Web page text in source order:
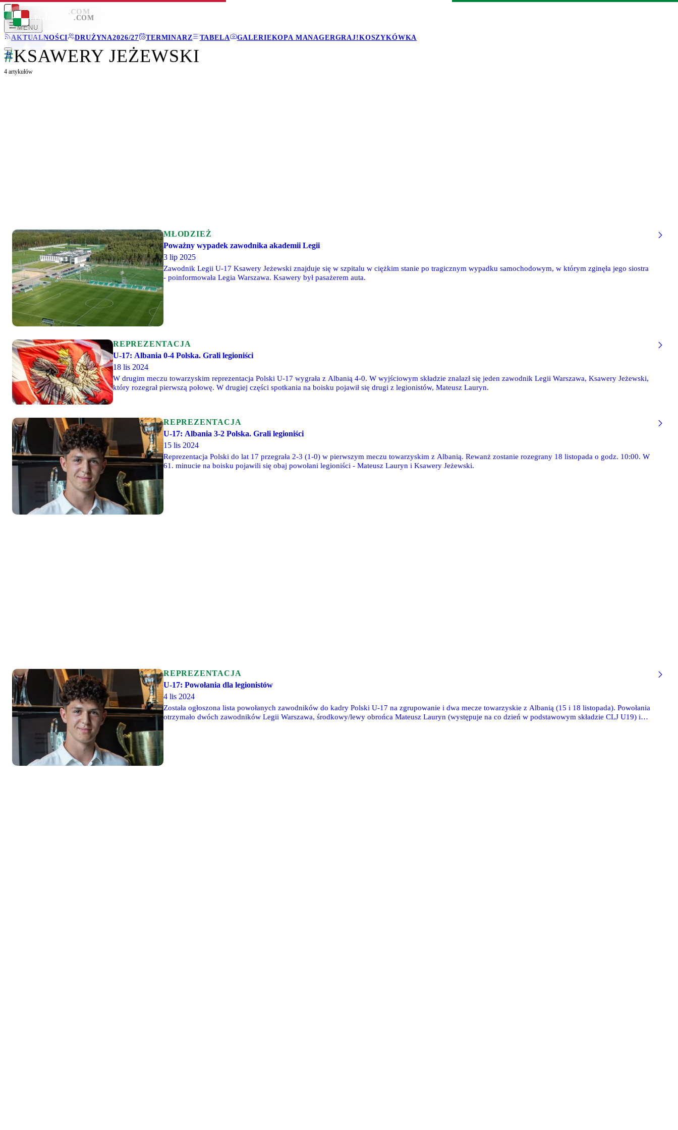
LEGIONISCI .COM
MENU
AKTUALNOŚCI
DRUŻYNA2026/27 TERMINARZ TABELA GALERIEKOPA MANAGERGRAJ!KOSZYKÓWKA
LEGIONISCI .COM
#KSAWERY JEŻEWSKI
4 artykułów
MŁODZIEŻ
Poważny wypadek zawodnika akademii Legii
3 lip 2025
Zawodnik Legii U-17 Ksawery Jeżewski znajduje się w szpitalu w ciężkim stanie po tragicznym wypadku samochodowym, w którym zginęła jego siostra
- poinformowała Legia Warszawa. Ksawery był pasażerem auta.
REPREZENTACJA
U-17: Albania 0-4 Polska. Grali legioniści
18 lis 2024
W drugim meczu towarzyskim reprezentacja Polski U-17 wygrała z Albanią 4-0. W wyjściowym składzie znalazł się jeden zawodnik Legii Warszawa, Ksawery Jeżewski,
który rozegrał pierwszą połowę. W drugiej części spotkania na boisku pojawił się drugi z legionistów, Mateusz Lauryn.
REPREZENTACJA
U-17: Albania 3-2 Polska. Grali legioniści
15 lis 2024
Reprezentacja Polski do lat 17 przegrała 2-3 (1-0) w pierwszym meczu towarzyskim z Albanią. Rewanż zostanie rozegrany 18 listopada o godz. 10:00. W
61. minucie na boisku pojawili się obaj powołani legioniści - Mateusz Lauryn i Ksawery Jeżewski.
REPREZENTACJA
U-17: Powołania dla legionistów
4 lis 2024
Została ogłoszona lista powołanych zawodników do kadry Polski U-17 na zgrupowanie i dwa mecze towarzyskie z Albanią (15 i 18 listopada). Powołania
otrzymało dwóch zawodników Legii Warszawa, środkowy/lewy obrońca Mateusz Lauryn (występuje na co dzień w podstawowym składzie CLJ U19) i